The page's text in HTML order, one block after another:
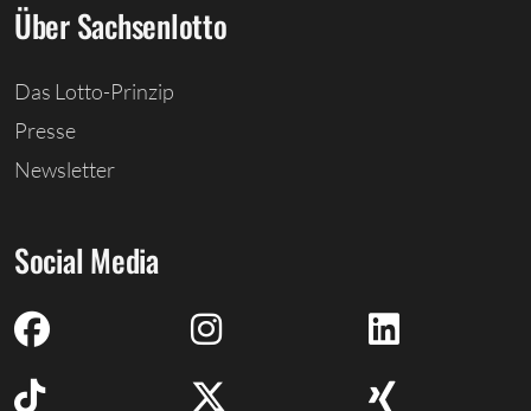
Über Sachsenlotto
Das Lotto-Prinzip
Presse
Newsletter
Social Media